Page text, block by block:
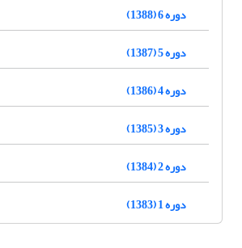
دوره 6 (1388)
دوره 5 (1387)
دوره 4 (1386)
دوره 3 (1385)
دوره 2 (1384)
دوره 1 (1383)